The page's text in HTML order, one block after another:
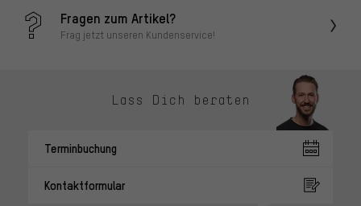
Fragen zum Artikel?
Frag jetzt unseren Kundenservice!
Lass Dich beraten
Terminbuchung
Kontaktformular